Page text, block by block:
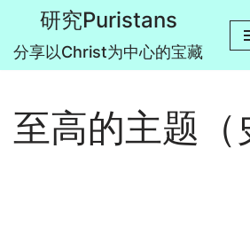
跳
正
文
研究Puristans
分享以Christ为中心的宝藏
至高的主题（